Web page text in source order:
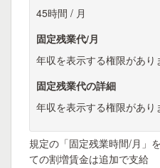
45時間 / 月
固定残業代/月
年収を表示する権限があり
固定残業代の詳細
年収を表示する権限があり
規定の「固定残業時間/月」
ての割増賃金は追加で支給